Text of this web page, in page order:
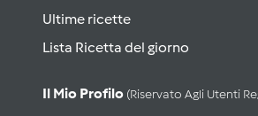
Ultime ricette
Lista Ricetta del giorno
Il Mio Profilo (riservato Agli Utenti